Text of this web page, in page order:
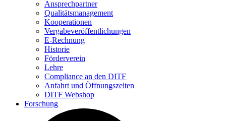
Ansprechpartner
Qualitätsmanagement
Kooperationen
Vergabeveröffentlichungen
E-Rechnung
Historie
Förderverein
Lehre
Compliance an den DITF
Anfahrt und Öffnungszeiten
DITF Webshop
Forschung